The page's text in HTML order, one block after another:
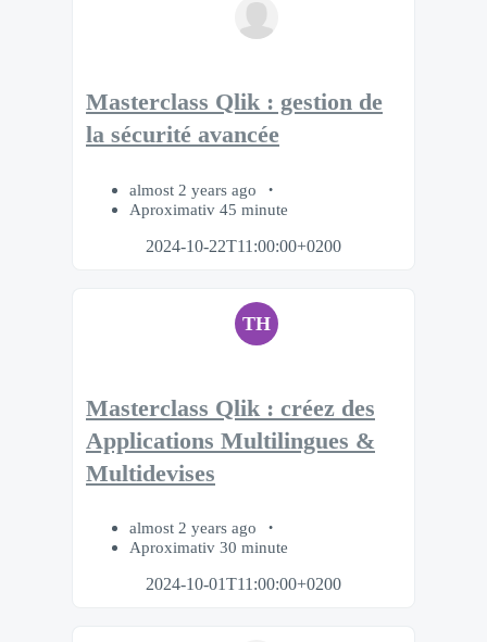
Masterclass Qlik : gestion de
la sécurité avancée
almost 2 years ago
Aproximativ 45 minute
2024-10-22T11:00:00+0200
TH
Masterclass Qlik : créez des
Applications Multilingues &
Multidevises
almost 2 years ago
Aproximativ 30 minute
2024-10-01T11:00:00+0200